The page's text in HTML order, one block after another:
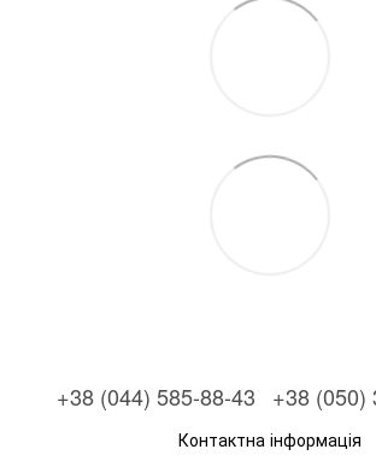
+38 (044) 585-88-43 +38 (050)
Контактна інформація